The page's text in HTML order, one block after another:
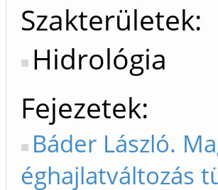
Szakterületek:
Hidrológia
Fejezetek
Báder László.
éghajlatváltozás